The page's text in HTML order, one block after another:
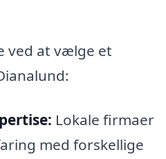
ved at vælge et
Lokale firmaer
med forskellige